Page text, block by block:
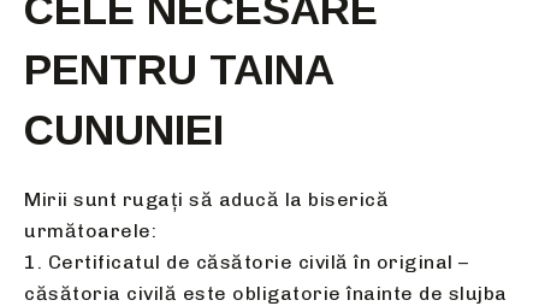
PENTRU TAINA
CUNUNIEI
Mirii sunt rugați să aducă la biserică
următoarele:
1. Certificatul de căsătorie civilă în original –
căsătoria civilă este obligatorie înainte de slujba